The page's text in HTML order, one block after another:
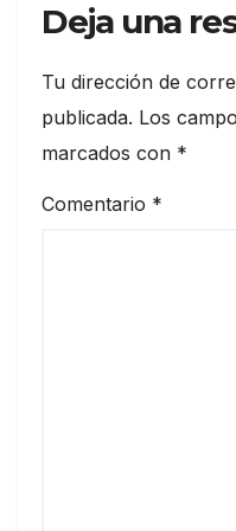
Deja una
Tu dirección de
publicada. Los
marcados con *
Comentario *